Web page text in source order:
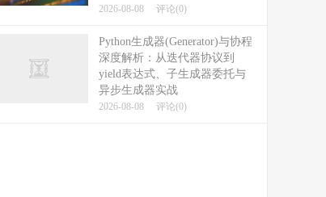
2026-08-08 评论(0)
Python生成器(Generator)与协程
深度解析：从迭代器协议到
yield表达式、子生成器委托与
异步生成器实战
2026-08-08 评论(0)